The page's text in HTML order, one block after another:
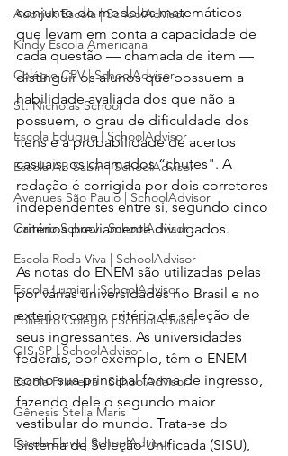
Aubrick Escola | SchoolAdvisor
Kindy Escola Americana
Colégio CPV | SchoolAdvisor
St. Nicholas School
Escola Eduque | SchoolAdvisor
Escola AB Sabin | SchoolAdvisor
Avenues São Paulo | SchoolAdvisor
Camino School | SchoolAdvisor
Escola Roda Viva | SchoolAdvisor
Escola Lumiar | SchoolAdvisor
Poliedro Colégio | SchoolAdvisor
GIS SP | SchoolAdvisor
Escola Primeira | SchoolAdvisor
Gênesis Stella Maris
Escola Eleva | SchoolAdvisor
conjunto de modelos matemáticos
que levam em conta a capacidade de
cada questão — chamada de item —
distinguir os alunos que possuem a
habilidade avaliada dos que não a
possuem, o grau de dificuldade dos
itens e a probabilidade de acertos
casuais, os chamados “chutes". A
redação é corrigida por dois corretores
independentes entre si, segundo cinco
critérios previamente divulgados.
As notas do ENEM são utilizadas pelas
por várias universidades no Brasil e no
exterior como critério de seleção de
seus ingressantes. As universidades
federais, por exemplo, têm o ENEM
como sua principal forma de ingresso,
fazendo dele o segundo maior
vestibular do mundo. Trata-se do
Sistema de Seleção Unificada (SISU),